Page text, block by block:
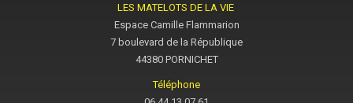
LES MATELOTS DE LA VIE
Espace Camille Flammarion
7 boulevard de la République
44380 PORNICHET
Téléphone